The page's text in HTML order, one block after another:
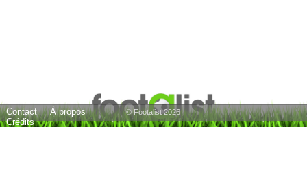
Arturo Vidal MDC 39
Contact
À propos
Crédits
© Footalist 2026